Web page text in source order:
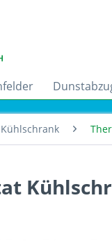
Kühlschrank